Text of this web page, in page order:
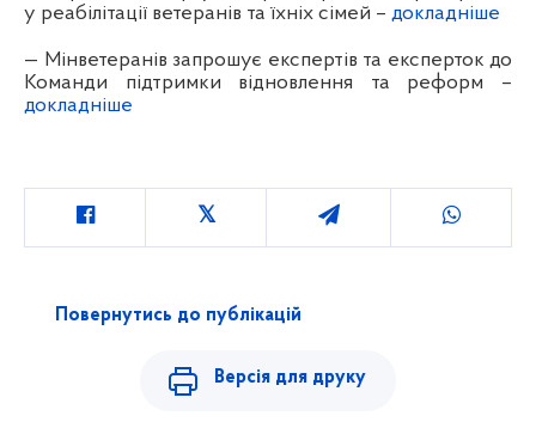
у реабілітації ветеранів та їхніх сімей – докладніше
— Мінветеранів запрошує експертів та експерток до
Команди підтримки відновлення та реформ –
докладніше
Повернутись до публікацій
Версія для друку